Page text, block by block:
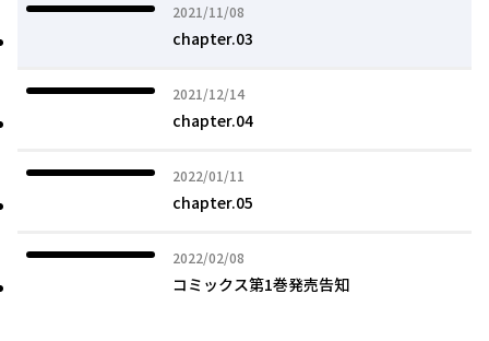
2021/11/08
2021年11月08日
chapter.03
2021/12/14
2021年12月14日
chapter.04
2022/01/11
2022年01月11日
chapter.05
2022/02/08
2022年02月08日
コミックス第1巻発売告知